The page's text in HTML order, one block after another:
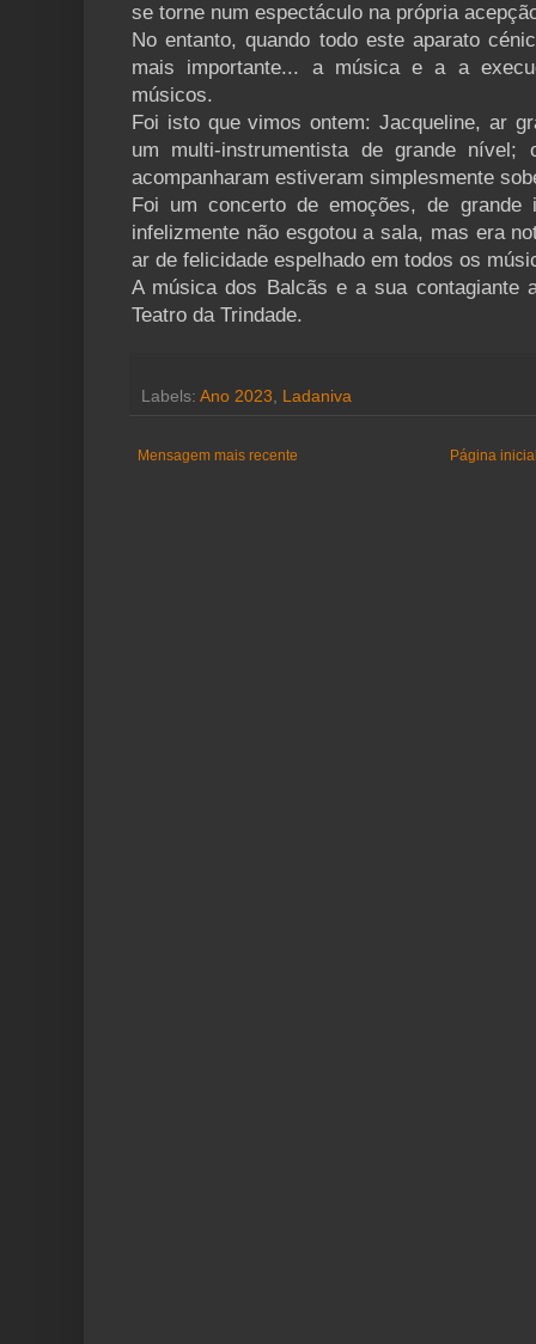
se torne num espectáculo na própria
No entanto, quando todo este aparato
mais importante... a música e a a
músicos.
Foi isto que vimos ontem: Jacqueline, ar
um multi-instrumentista de grande
acompanharam estiveram simplesmente
Foi um concerto de emoções, de grande
infelizmente não esgotou a sala, mas era
ar de felicidade espelhado em todos os
A música dos Balcãs e a sua contagiante
Teatro da Trindade.
Labels: Ano 2023, Ladaniva
Mensagem mais recente Página